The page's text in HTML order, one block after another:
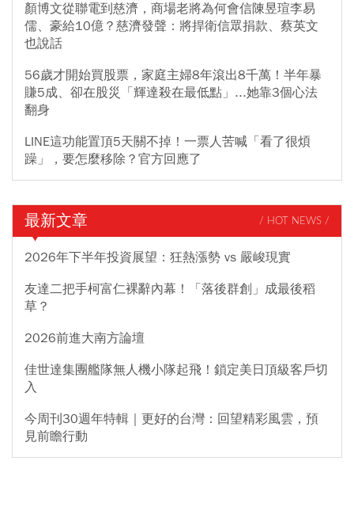
顏博文從聯電到慈濟，商場老將為何會信陳昱瑄李易
儒、豪給10億？慈濟發聲：將捍衛信眾捐款、蔡英文
也說話
56歲才開始買股票，家庭主婦8年滾出8千萬！半年暴
賺5成、卻在股災「輝達殺在最低點」...她靠3個心法
翻身
LINE這功能置頂5天關不掉！一票人苦喊「看了很煩
躁」，要怎麼移除？官方回應了
最新文章 / HOT NEWS /
2026年下半年投資展望：狂熱漲勢 vs 嚴峻現實
友達二把手柯富仁裸辭內幕！「落後群創」成最後稻
草？
2026前進大南方論壇
佳世達集團艦隊無人機小隊起飛！鎖定美日頂級客戶切
入
今周刊30週年特輯｜更好的台灣：回望精彩風雲，預
見前瞻行動